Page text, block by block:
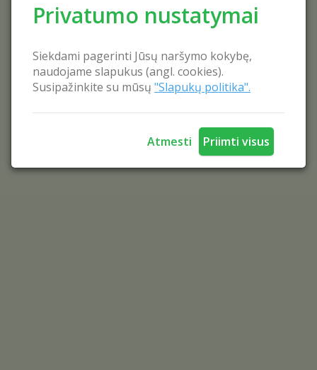
Privatumo nustatymai
Siekdami pagerinti Jūsų naršymo kokybę,
naudojame slapukus (angl. cookies).
Susipažinkite su mūsų "Slapukų politika".
Atmesti Priimti visus